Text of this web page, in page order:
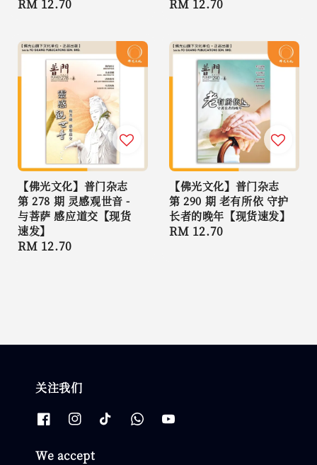
Regular
RM 12.70
Regular
RM 12.70
【佛光文化】普门杂志
第 278 期 灵感观世音 -
与菩萨 感应道交【现货
速发】
Regular
RM 12.70
【佛光文化】普门杂志
第 290 期 老有所依 守护
长者的晚年【现货速发】
Regular
RM 12.70
关注我们
We accept